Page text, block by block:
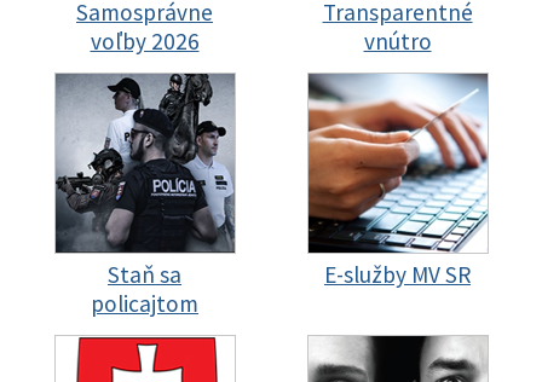
Samosprávne
voľby 2026
Transparentné
vnútro
Staň sa
policajtom
E-služby MV SR